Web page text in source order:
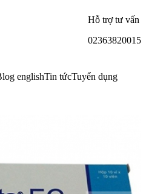
Hỗ trợ tư vấn
02363820015
englishTin tứcTuyển dụng